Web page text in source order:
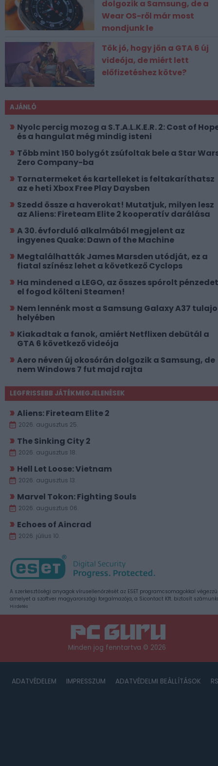
dolgozik a Samsung, de a
Wear OS-ről már most
mondjunk le
Tök jó, hogy jön a GTA 6 új
videója, de miért lett
előfizetéshez kötve?
AJÁNLÓ
Nyolc percig mozog a S.T.A.L.K.E.R. 2: Cost of
és a hangulat még mindig isteni
Több mint 150 bolygót zsúfoltak bele a Star
Zero Company-ba
Tornatermeket és kartelleket is feltakaríthatsz
az e heti Xbox Free Play Daysben
Szedd össze a haverokat! Mutatjuk, milyen lesz
az Aliens: Fireteam Elite 2 kooperatív darálása
A 30. évforduló alkalmából megjelent az
ingyenes Quake: Dawn of the Machine
Megtalálhatták James Marsden utódját, ez a
fiatal színész lehet a következő Cyclops
Ha mindened a LEGO, az összes spórolt pénzedet
el fogod költeni Steamen!
Nem lennénk most a Samsung Galaxy A37
helyében
Kiakadtak a fanok, amiért Netflixen debütál a
GTA 6 következő videója
Aero néven új okosórán dolgozik a Samsung, de
nem Windows 7 fut majd rajta
LEGFRISSEBB JÁTÉKMEGJELENÉSEK
Aliens: Fireteam Elite 2
2026. augusztus 25.
The Sinking City 2
2026. augusztus 18.
Hell Let Loose: Vietnam
2026. augusztus 13.
Marvel Tokon: Fighting Souls
2026. augusztus 06.
Echoes of Aincrad
2026. július 10.
A szerkesztőségi anyagok vírusellenőrzését az ESET programcsomagokkal
amelyet a szoftver magyarországi forgalmazója, a Sicontact Kft. biztosít
Hirdetés
Minden jog fenntartva © 2026
ADATVÉDELEM IMPRESSZUM ADATVÉDELMI BEÁLLÍTÁSOK